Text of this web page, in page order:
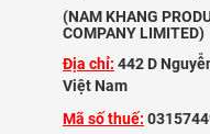
(NAM KHANG
COMPANY LIMITED)
Địa chỉ: 442 D
Việt Nam
Mã số thuế: